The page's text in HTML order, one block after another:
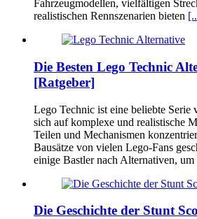
Fahrzeugmodellen, vielfältigen
realistischen Rennszenarien bieten
Die Besten Lego Technic
[Ratgeber]
Lego Technic ist eine beliebte Serie
sich auf komplexe und realistische
Teilen und Mechanismen
Bausätze von vielen Lego-Fans
einige Bastler nach Alternativen, um
Die Geschichte der Stunt